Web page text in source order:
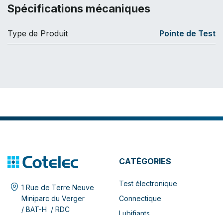
Spécifications mécaniques
Type de Produit Pointe de Test
1 Rue de Terre Neuve
Miniparc du Verger
/ BAT-H / RDC
CATÉGORIES
Test électronique
Connectique
Lubifiants